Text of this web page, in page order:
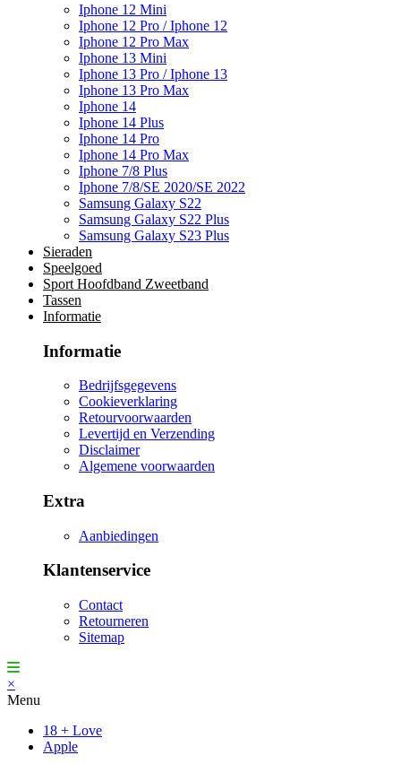
Iphone 12 Mini
Iphone 12 Pro / Iphone 12
Iphone 12 Pro Max
Iphone 13 Mini
Iphone 13 Pro / Iphone 13
Iphone 13 Pro Max
Iphone 14
Iphone 14 Plus
Iphone 14 Pro
Iphone 14 Pro Max
Iphone 7/8 Plus
Iphone 7/8/SE 2020/SE 2022
Samsung Galaxy S22
Samsung Galaxy S22 Plus
Samsung Galaxy S23 Plus
Sieraden
Speelgoed
Sport Hoofdband Zweetband
Tassen
Informatie
Informatie
Bedrijfsgegevens
Cookieverklaring
Retourvoorwaarden
Levertijd en Verzending
Disclaimer
Algemene voorwaarden
Extra
Aanbiedingen
Klantenservice
Contact
Retourneren
Sitemap
×
Menu
18 + Love
Apple